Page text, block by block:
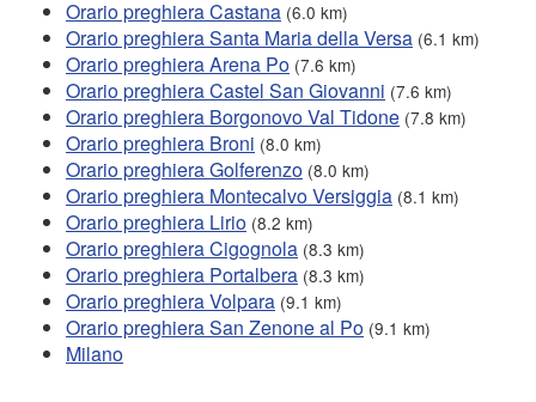
Orario preghiera Castana (6.0 km)
Orario preghiera Santa Maria della Versa (6.1 km)
Orario preghiera Arena Po (7.6 km)
Orario preghiera Castel San Giovanni (7.6 km)
Orario preghiera Borgonovo Val Tidone (7.8 km)
Orario preghiera Broni (8.0 km)
Orario preghiera Golferenzo (8.0 km)
Orario preghiera Montecalvo Versiggia (8.1 km)
Orario preghiera Lirio (8.2 km)
Orario preghiera Cigognola (8.3 km)
Orario preghiera Portalbera (8.3 km)
Orario preghiera Volpara (9.1 km)
Orario preghiera San Zenone al Po (9.1 km)
Milano